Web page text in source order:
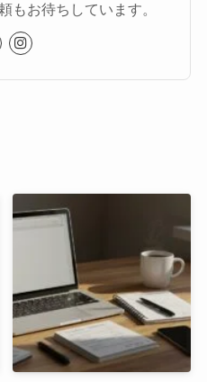
もお待ちしています。